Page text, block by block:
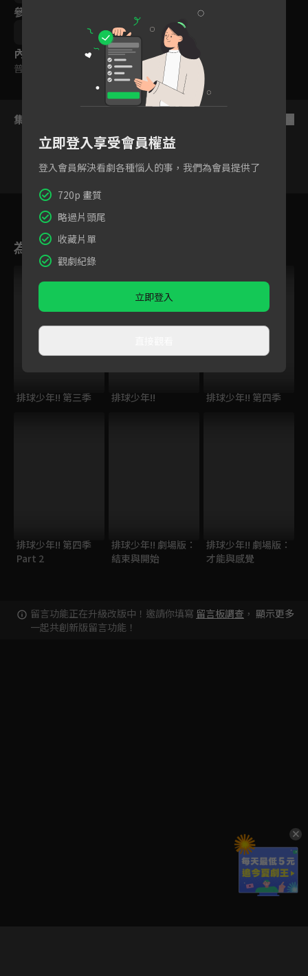
參與演員
內容標籤
普遍級
集數列表
2
為您推薦
排球少年!! 第三季 排球少年!! 排球少年!! 第四季
排球少年!! 第四季
Part 2
排球少年!! 劇場版：
結束與開始
排球少年!! 劇場版：
才能與感覺
留言功能正在升級改版中！邀請你填寫 留言板調查 ，
一起共創新版留言功能！
顯示更多
立即登入享受會員權益
登入會員解決看劇各種惱人的事，我們為會員提供了
720p 畫質
略過片頭尾
收藏片單
觀劇紀錄
立即登入